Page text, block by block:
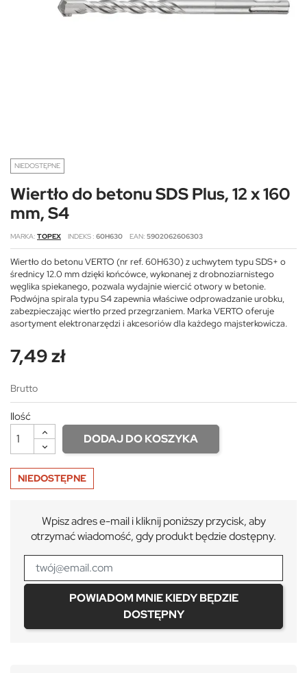
NIEDOSTĘPNE
Wiertło do betonu SDS Plus, 12 x 160
mm, S4
MARKA TOPEX INDEKS 60H630 EAN 5902062606303
Wiertło do betonu VERTO (nr ref. 60H630) z uchwytem typu SDS+ o
średnicy 12.0 mm dzięki końcówce, wykonanej z drobnoziarnistego
węglika spiekanego, pozwala wydajnie wiercić otwory w betonie.
Podwójna spirala typu S4 zapewnia właściwe odprowadzanie urobku,
zabezpieczając wiertło przed przegrzaniem. Marka VERTO oferuje
asortyment elektronarzędzi i akcesoriów dla każdego majsterkowicza.
7,49 zł
Brutto
Ilość
DODAJ DO KOSZYKA
NIEDOSTĘPNE
Wpisz adres e-mail i kliknij poniższy przycisk, aby
otrzymać wiadomość, gdy produkt będzie dostępny.
POWIADOM MNIE KIEDY BĘDZIE
DOSTĘPNY